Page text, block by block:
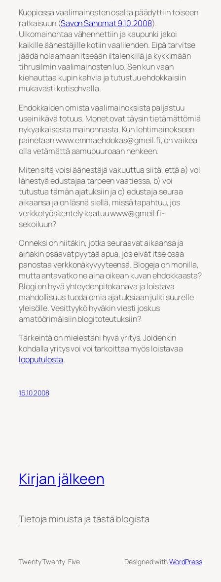
Kuopiossa vaalimainosten osalta päädyttiin toiseen
ratkaisuun (Savon Sanomat 9.10.2008).
Ulkomainontaa vähennettiin ja kaupunki jakoi
kaikille äänestäjille kotiin vaalilehden. Eipä tarvitse
jäädä nolaamaan itseään iltalenkillä ja kykkimään
tihrusilmin vaalimainosten luo. Sen kun vaan
kiehauttaa kupin kahvia ja tutustuu ehdokkaisiin
mukavasti kotisohvalla.
Ehdokkaiden omista vaalimainoksista paljastuu
usein ikävä totuus. Monet ovat täysin tietämättömiä
nykyaikaisesta mainonnasta. Kun lehtimainokseen
painetaan www.emmaehdokas@gmeil.fi, on vaikea
olla vetämättä aamupuuroaan henkeen.
Miten sitä voisi äänestäjä vakuuttua siitä, että a) voi
lähestyä edustajaa tarpeen vaatiessa, b) voi
tutustua tämän ajatuksiin ja c) edustaja seuraa
aikaansa ja on läsnä siellä, missä tapahtuu, jos
verkkotyöskentely kaatuu www@gmeil.fi-
sekoiluun?
Onneksi on niitäkin, jotka seuraavat aikaansa ja
ainakin osaavat pyytää apua, jos eivät itse osaa
panostaa verkkonäkyvyyteensä. Blogeja on monilla,
mutta antavatko ne aina oikean kuvan ehdokkaasta?
Blogi on hyvä yhteydenpitokanava ja loistava
mahdollisuus tuoda omia ajatuksiaan julki suurelle
yleisölle. Vesittyykö hyväkin viesti joskus
amatöörimäisiin blogitoteutuksiin?
Tärkeintä on mielestäni hyvä yritys. Joidenkin
kohdalla yritys voi voi tarkoittaa myös loistavaa
lopputulosta.
16.10.2008
Kirjan jälkeen
Tietoja minusta ja tästä blogista
Twenty Twenty-Five Designed withWordPress